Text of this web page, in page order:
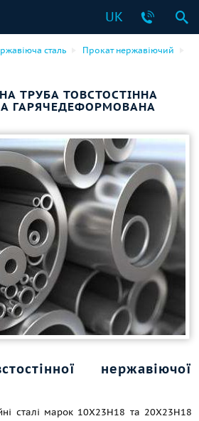
UK
сталь
Прокат нержавіючий
ТРУБА ТОВСТОСТІННА
ГАРЯЧЕДЕФОРМОВАНА
нержавіючої
сталі марок 10Х23Н18 та 20Х23Н18